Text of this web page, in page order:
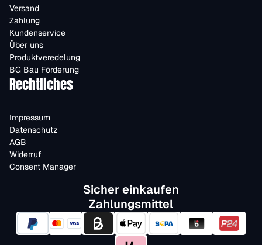
Versand
Zahlung
Kundenservice
Über uns
Produktveredelung
BG Bau Förderung
Rechtliches
Impressum
Datenschutz
AGB
Widerruf
Consent Manager
Sicher einkaufen
Zahlungsmittel